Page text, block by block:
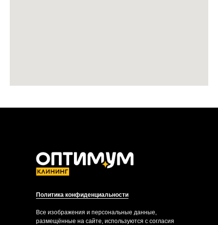
Политика конфиденциальности
Все изображения и персональные данные,
размещённые на сайте, используются с согласия